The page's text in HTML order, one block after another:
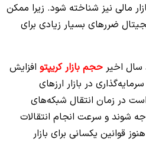
مالی نیز شناخته شود. زیرا ممکن
ضررهای بسیار زیادی برای
سال اخیر حجم بازار کریپتو افزایش
در بازار ارزهای
در زمان انتقال شبکه‌های
شوند و سرعت انجام انتقالات
قوانین یکسانی برای بازار